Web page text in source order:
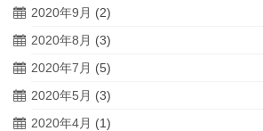
2020年9月 (2)
2020年8月 (3)
2020年7月 (5)
2020年5月 (3)
2020年4月 (1)